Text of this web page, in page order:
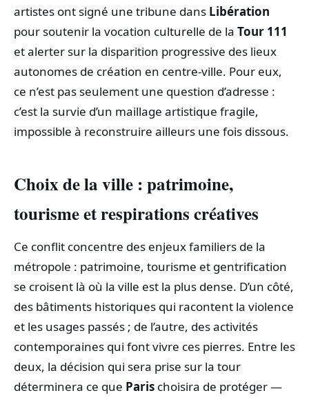
artistes ont signé une tribune dans Libération
pour soutenir la vocation culturelle de la Tour 111
et alerter sur la disparition progressive des lieux
autonomes de création en centre‑ville. Pour eux,
ce n’est pas seulement une question d’adresse :
c’est la survie d’un maillage artistique fragile,
impossible à reconstruire ailleurs une fois dissous.
Choix de la ville : patrimoine,
tourisme et respirations créatives
Ce conflit concentre des enjeux familiers de la
métropole : patrimoine, tourisme et gentrification
se croisent là où la ville est la plus dense. D’un côté,
des bâtiments historiques qui racontent la violence
et les usages passés ; de l’autre, des activités
contemporaines qui font vivre ces pierres. Entre les
deux, la décision qui sera prise sur la tour
déterminera ce que Paris choisira de protéger —